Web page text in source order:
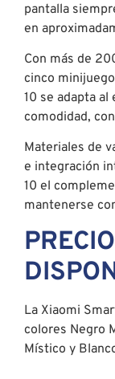
pantalla
en
Con más de
cinco
10 se adapta
comodidad,
Materiales de
e integración
10 el
mantenerse
La Xiaomi
colores Negro
Místico y